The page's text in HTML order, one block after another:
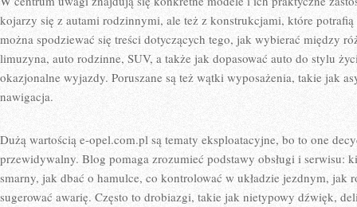
kojarzy się z autami rodzinnymi, ale też z konstrukcjami, które
można spodziewać się treści dotyczących tego, jak wybierać między
limuzyna, auto rodzinne, SUV, a także jak dopasować auto do stylu
okazjonalne wyjazdy. Poruszane są też wątki wyposażenia, takie jak
nawigacja.
Dużą wartością e-opel.com.pl są tematy eksploatacyjne, bo to one
przewidywalny. Blog pomaga zrozumieć podstawy obsługi i serwisu:
smarny, jak dbać o hamulce, co kontrolować w układzie jezdnym, jak
sugerować awarię. Często to drobiazgi, takie jak nietypowy dźwięk,